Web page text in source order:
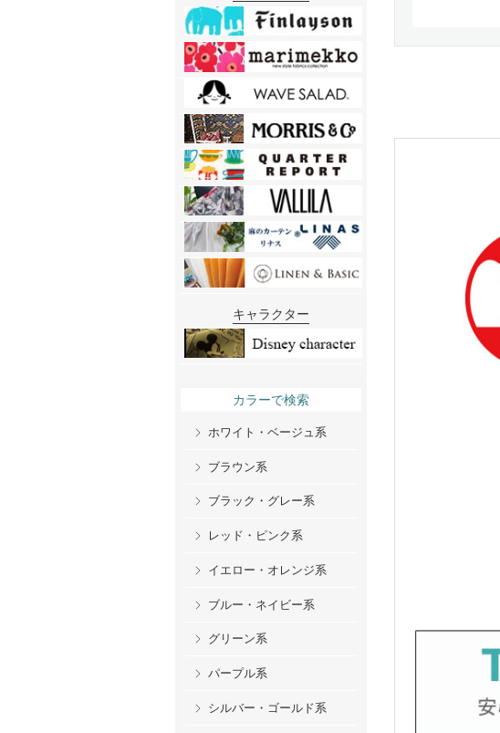
キャラクター
カラーで検索
ホワイト・ベージュ系
ブラウン系
ブラック・グレー系
レッド・ピンク系
イエロー・オレンジ系
ブルー・ネイビー系
グリーン系
パープル系
シルバー・ゴールド系